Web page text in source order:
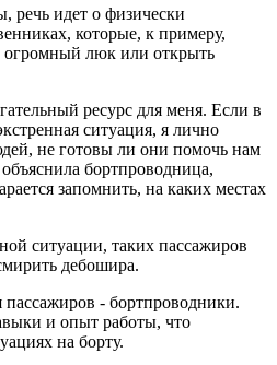
речь идет о физически
которые, к примеру,
огромный люк или открыть
ресурс для меня. Если в
ситуация, я лично
не готовы ли они помочь нам
бортпроводница,
запомнить, на каких местах
ситуации, таких пассажиров
дебошира.
- бортпроводники.
и опыт работы, что
на борту.